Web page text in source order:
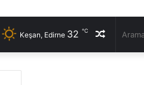
Rastgele
Keşan, Edirne 32 ℃